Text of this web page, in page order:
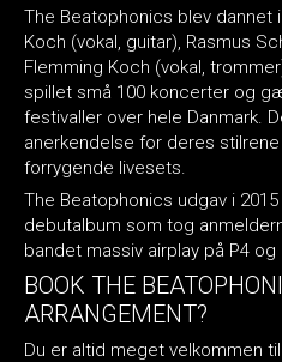
The Beatophonics blev dannet
Koch (vokal, guitar), Rasmus
Flemming Koch (vokal,
spillet små 100 koncerter og
festivaller over hele Danmark.
anerkendelse for deres
forrygende livesets.
The Beatophonics udgav i
debutalbum som tog
bandet massiv airplay på P4 og
BOOK THE
ARRANGEMENT?
Du er altid meget velkommen